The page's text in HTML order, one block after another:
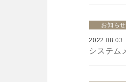
お知らせ
2022.08.03